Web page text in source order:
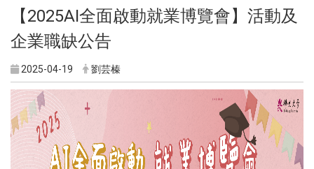
【2025AI全面啟動就業博覽會】活動及
企業職缺公告
2025-04-19 劉芸榛